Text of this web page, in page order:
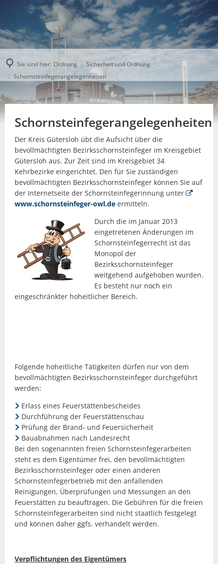
Sie sind hier: Ordnung
Sicherheit und Ordnung
Schornsteinfegerangelegenheiten
Schornsteinfegerangelegenheiten
Der Kreis Gütersloh übt die Aufsicht über die
bevollmächtigten Bezirksschornsteinfeger im Kreisgebiet
Gütersloh aus. Zur Zeit sind im Kreisgebiet 34
Kehrbezirke eingerichtet. Den für Sie zuständigen
bevollmächtigten Bezirksschornsteinfeger können Sie auf
der Internetseite der Schornsteinfegerinnung unter
www.schornsteinfeger-owl.de ermitteln.
Durch die im Januar 2013
eingetretenen Änderungen im
Schornsteinfegerrecht ist das
Monopol der
Bezirksschornsteinfeger
weitgehend aufgehoben wurden.
Es besteht nur noch ein
eingeschränkter hoheitlicher Bereich.
Folgende hoheitliche Tätigkeiten dürfen nur von dem
bevollmächtigten Bezirksschornsteinfeger durchgeführt
werden:
Erlass eines Feuerstättenbescheides
Durchführung der Feuerstättenschau
Prüfung der Brand- und Feuersicherheit
Bauabnahmen nach Landesrecht
Bei den sogenannten freien Schornsteinfegerarbeiten
steht es dem Eigentümer frei, den bevollmächtigten
Bezirksschornsteinfeger oder einen anderen
Schornsteinfegerbetrieb mit den anfallenden
Reinigungen, Überprüfungen und Messungen an den
Feuerstätten zu beauftragen. Die Gebühren für die freien
Schornsteinfegerarbeiten sind nicht staatlich festgelegt
und können daher ggfs. verhandelt werden.
Verpflichtungen des Eigentümers